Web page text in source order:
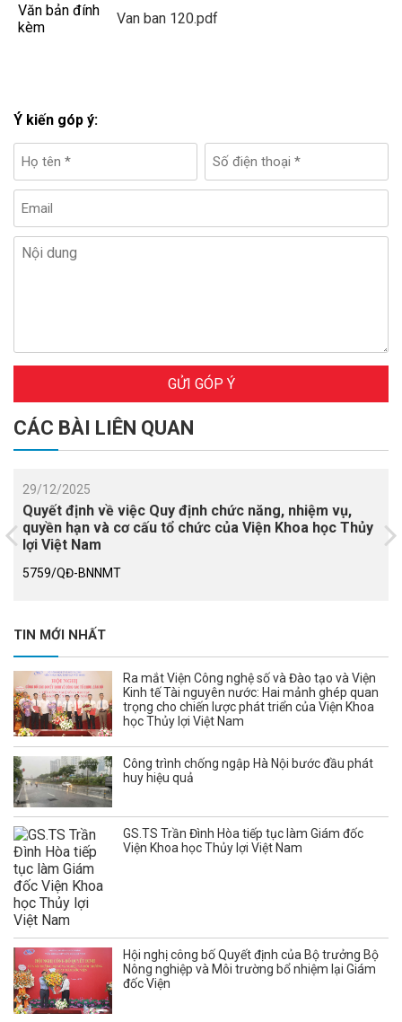
Văn bản đính
kèm
Van ban 120.pdf
Ý kiến góp ý:
GỬI GÓP Ý
CÁC BÀI LIÊN QUAN
29/12/2025
Quyết định về việc Quy định chức năng, nhiệm vụ,
quyền hạn và cơ cấu tổ chức của Viện Khoa học Thủy
lợi Việt Nam
5759/QĐ-BNNMT
TIN MỚI NHẤT
Ra mắt Viện Công nghệ số và Đào tạo và Viện
Kinh tế Tài nguyên nước: Hai mảnh ghép quan
trọng cho chiến lược phát triển của Viện Khoa
học Thủy lợi Việt Nam
Công trình chống ngập Hà Nội bước đầu phát
huy hiệu quả
GS.TS Trần Đình Hòa tiếp tục làm Giám đốc
Viện Khoa học Thủy lợi Việt Nam
Hội nghị công bố Quyết định của Bộ trưởng Bộ
Nông nghiệp và Môi trường bổ nhiệm lại Giám
đốc Viện